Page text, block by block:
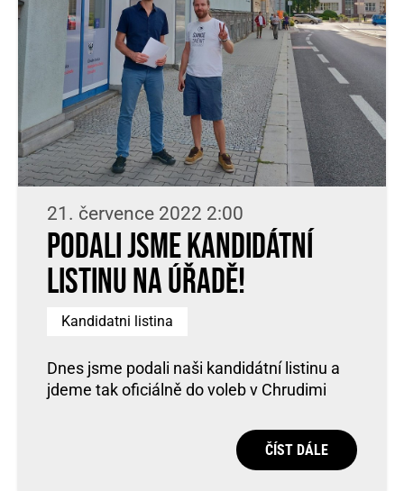
21. července 2022 2:00
Podali jsme kandidátní
listinu na úřadě!
Kandidatni listina
Dnes jsme podali naši kandidátní listinu a
jdeme tak oficiálně do voleb v Chrudimi
ČÍST DÁLE